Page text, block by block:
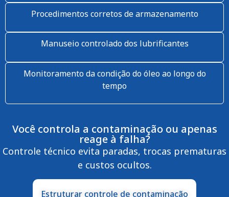
Procedimentos corretos de armazenamento
Manuseio controlado dos lubrificantes
Monitoramento da condição do óleo ao longo do
tempo
Você controla a contaminação ou apenas
reage à falha?
Controle técnico evita paradas, trocas prematuras
e custos ocultos.
Estruturar controle de contaminação